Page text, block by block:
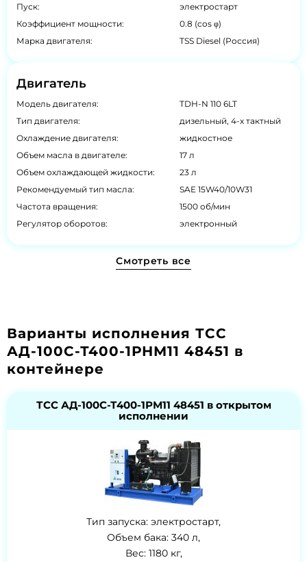
Пуск:
электростарт
Коэффициент мощности:
0.8 (cos φ)
Марка двигателя:
TSS Diesel (Россия)
Двигатель
Модель двигателя:
TDH-N 110 6LT
Тип двигателя:
дизельный, 4-х тактный
Охлаждение двигателя:
жидкостное
Объем масла в двигателе:
17 л
Объем охлаждающей жидкости:
23 л
Рекомендуемый тип масла:
SAE 15W40/10W31
Частота вращения:
1500 об/мин
Регулятор оборотов:
электронный
Смотреть все
Варианты исполнения ТСС
АД-100С-Т400-1РНМ11 48451 в
контейнере
ТСС АД-100С-Т400-1РМ11 48451 в открытом
исполнении
Тип запуска: электростарт,
Объем бака: 340 л,
Вес: 1180 кг,